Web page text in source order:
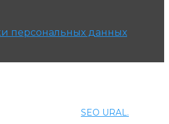
персональных данных
SEO URAL.